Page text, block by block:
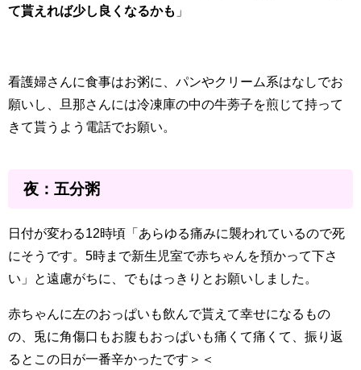
て貰えれば少し良くなるかも 」
看護婦さんに食事はお粥に、パンやクリーム系はなしでお
願いし、旦那さんには冷凍庫の中の牛蒡子を煎じて持って
きて貰うよう電話でお願い。
夜：五分粥
日付が変わる12時頃「あらゆる痛みに襲われているので死
にそうです。5時まで新生児室で赤ちゃんを預かって下さ
い」と遠慮がちに、でもはっきりとお願いしました。
赤ちゃんに左のおっぱいも飲んで貰えて幸せになるもの
の、兎に角傷口もお腹もおっぱいも痛くて痛くて、振り返
るとこの日が一番辛かったです＞＜